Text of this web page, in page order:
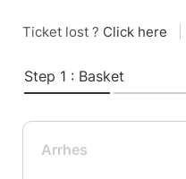
Ticket lost ? Click here
Step 1 : Basket
Arrhes